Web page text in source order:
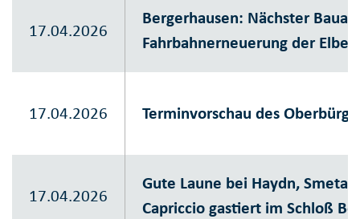
17.04.2026
Bergerhausen: Nächster
Fahrbahnerneuerung der
17.04.2026 Terminvorschau des
17.04.2026
Gute Laune bei Haydn,
Capriccio gastiert im Schloß